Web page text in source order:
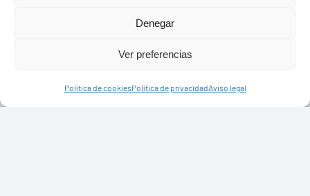
Denegar
Ver preferencias
Política de cookiesPolítica de privacidadAviso legal